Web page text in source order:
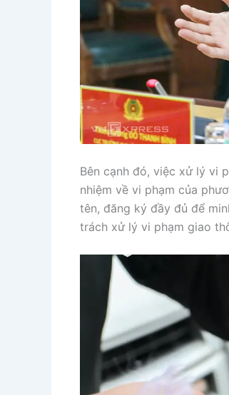
Bên cạnh đó, việc xử lý vi
nhiệm về vi phạm của
tên, đăng ký đầy đủ để
trách xử lý vi phạm giao